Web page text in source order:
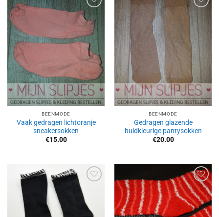
Aan
verlanglijst
toevoegen
BEENMODE
Vaak gedragen lichtoranje
sneakersokken
€15.00
Aan
BEENMODE
Gedragen glazende
huidkleurige pantysokken
€20.00
Aan
verlanglijst
toevoegen
Aan
verlanglijst
toevoegen